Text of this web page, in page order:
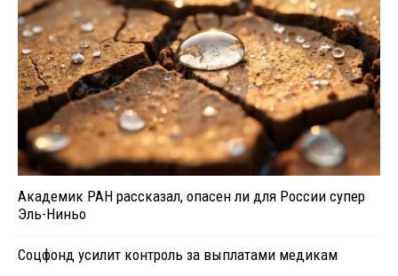
Академик РАН рассказал, опасен ли для России супер
Эль-Ниньо
Соцфонд усилит контроль за выплатами медикам